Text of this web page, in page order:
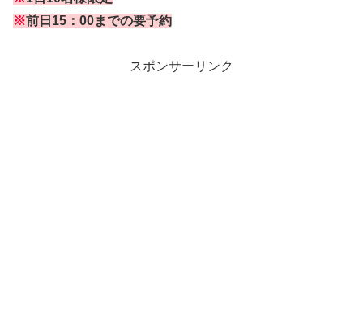
※前日15：00までの要予約
スポンサーリンク